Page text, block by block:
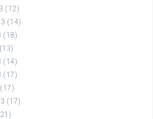
(12)
(14)
(18)
(13)
(14)
(17)
(17)
(17)